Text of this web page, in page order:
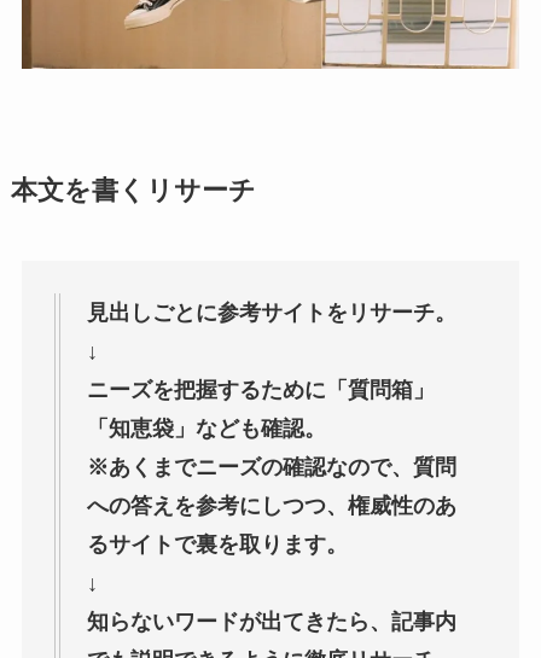
本文を書くリサーチ
見出しごとに参考サイトをリサーチ。
↓
ニーズを把握するために「質問箱」
「知恵袋」なども確認。
※あくまでニーズの確認なので、質問
への答えを参考にしつつ、権威性のあ
るサイトで裏を取ります。
↓
知らないワードが出てきたら、記事内